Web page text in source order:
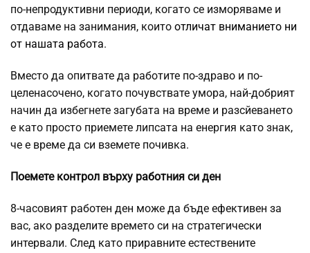
по-непродуктивни периоди, когато се изморяваме и
отдаваме на занимания, които отличат вниманието ни
от нашата работа.
Вместо да опитвате да работите по-здраво и по-
целенасочено, когато почувствате умора, най-добрият
начин да избегнете загубата на време и разсйеването
е като просто приемете липсата на енергия като знак,
че е време да си вземете почивка.
Поемете контрол върху работния си ден
8-часовият работен ден може да бъде ефективен за
вас, ако разделите времето си на стратегически
интервали. След като приравните естествените